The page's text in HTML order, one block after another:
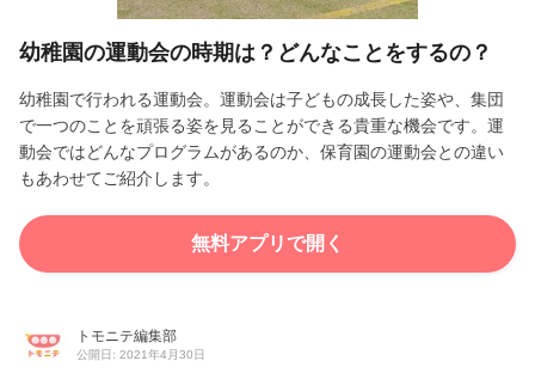
幼稚園の運動会の時期は？どんなことをするの？
幼稚園で行われる運動会。運動会は子どもの成長した姿や、集団
で一つのことを頑張る姿を見ることができる貴重な機会です。運
動会ではどんなプログラムがあるのか、保育園の運動会との違い
もあわせてご紹介します。
無料アプリで開く
トモニテ編集部
公開日: 2021年4月30日